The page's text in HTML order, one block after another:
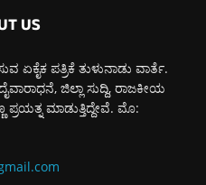
US
ಏಕೈಕ ಪತ್ರಿಕೆ ತುಳುನಾಡು ವಾರ್ತೆ.
ಜಿಲ್ಲಾ ಸುದ್ದಿ, ರಾಜಕೀಯ
ಪ್ರಯತ್ನ ಮಾಡುತ್ತಿದ್ದೇವೆ. ಮೊ: